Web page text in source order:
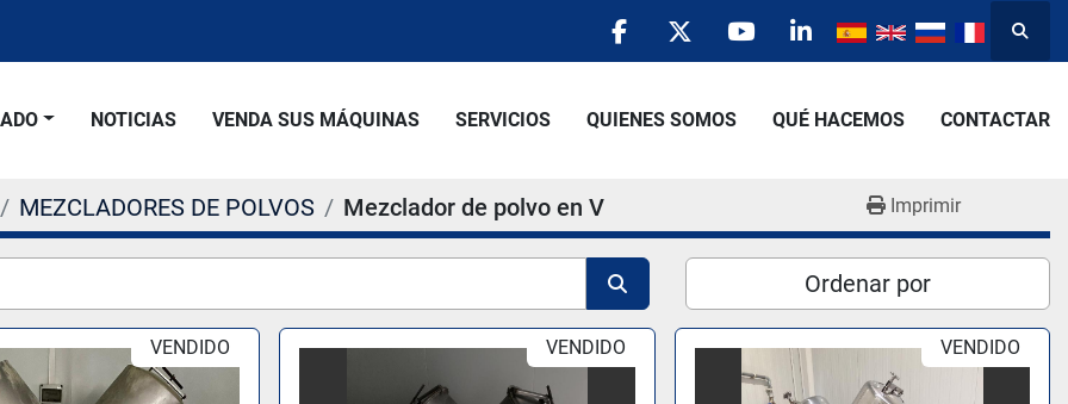
facebooktwitteryoutubelinkedin
NOTICIAS VENDA SUS MÁQUINAS SERVICIOS QUIENES SOMOS QUÉ HACEMOS CONTACTAR
MEZCLADORES DE POLVOS Mezclador de polvo en V Imprimir
Ordenar por
VENDIDO VENDIDO VENDIDO